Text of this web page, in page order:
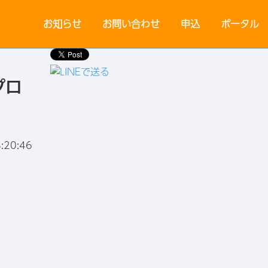
お知らせ お問い合わせ 申込 ポータル